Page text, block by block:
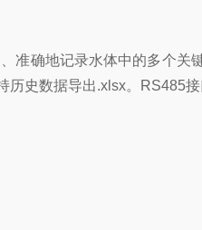
准确地记录水体中的多个关
史数据导出.xlsx。RS485